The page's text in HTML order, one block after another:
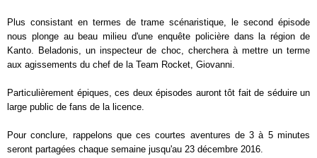
Plus consistant en termes de trame scénaristique, le second épisode
nous plonge au beau milieu d'une enquête policière dans la région de
Kanto. Beladonis, un inspecteur de choc, cherchera à mettre un terme
aux agissements du chef de la Team Rocket, Giovanni.
Particulièrement épiques, ces deux épisodes auront tôt fait de séduire un
large public de fans de la licence.
Pour conclure, rappelons que ces courtes aventures de 3 à 5 minutes
seront partagées chaque semaine jusqu'au 23 décembre 2016.